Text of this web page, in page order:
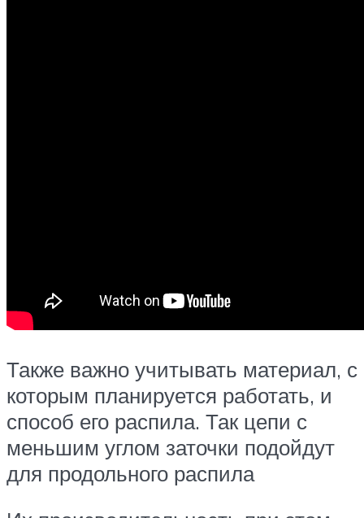
Также важно учитывать материал, с
которым планируется работать, и
способ его распила. Так цепи с
меньшим углом заточки подойдут
для продольного распила